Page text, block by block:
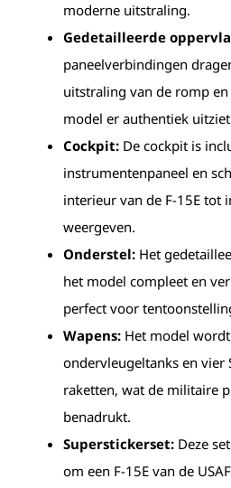
moderne uitstraling.
Gedetailleerde
paneelverbindingen
uitstraling van de romp
model er authentiek
Cockpit: De cockpit is
instrumentenpaneel en
interieur van de F-15E tot
weergeven.
Onderstel: Het
het model compleet en
perfect voor
Wapens: Het model
ondervleugeltanks en vier
raketten, wat de militaire
benadrukt.
Superstickerset: Deze
om een F-15E van de